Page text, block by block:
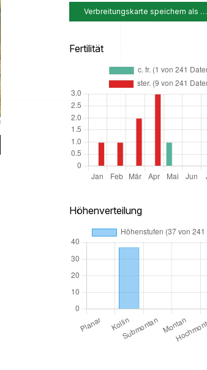
Verbreitungskarte speichern als …
Fertilität
Höhenverteilung